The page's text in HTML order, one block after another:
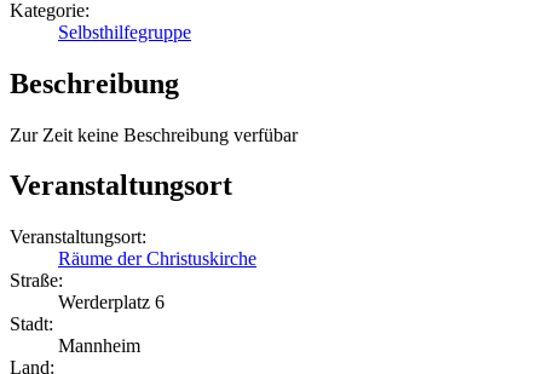
Kategorie:
Selbsthilfegruppe
Beschreibung
Zur Zeit keine Beschreibung verfübar
Veranstaltungsort
Veranstaltungsort:
Räume der Christuskirche
Straße:
Werderplatz 6
Stadt:
Mannheim
Land: